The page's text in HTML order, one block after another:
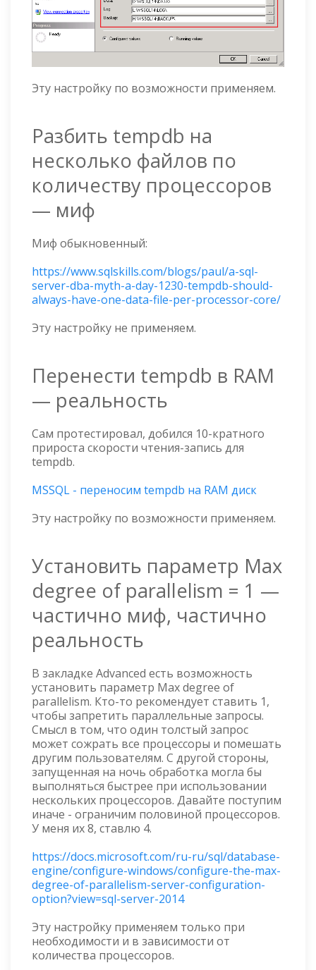
Эту настройку по возможности применяем.
Разбить tempdb на
несколько файлов по
количеству процессоров
— миф
Миф обыкновенный:
https://www.sqlskills.com/blogs/paul/a-sql-
server-dba-myth-a-day-1230-tempdb-should-
always-have-one-data-file-per-processor-core/
Эту настройку не применяем.
Перенести tempdb в RAM
— реальность
Сам протестировал, добился 10-кратного
прироста скорости чтения-запись для
tempdb.
MSSQL - переносим tempdb на RAM диск
Эту настройку по возможности применяем.
Установить параметр Max
degree of parallelism = 1 —
частично миф, частично
реальность
В закладке Advanced есть возможность
установить параметр Max degree of
parallelism. Кто-то рекомендует ставить 1,
чтобы запретить параллельные запросы.
Смысл в том, что один толстый запрос
может сожрать все процессоры и помешать
другим пользователям. С другой стороны,
запущенная на ночь обработка могла бы
выполняться быстрее при использовании
нескольких процессоров. Давайте поступим
иначе - ограничим половиной процессоров.
У меня их 8, ставлю 4.
https://docs.microsoft.com/ru-ru/sql/database-
engine/configure-windows/configure-the-max-
degree-of-parallelism-server-configuration-
option?view=sql-server-2014
Эту настройку применяем только при
необходимости и в зависимости от
количества процессоров.